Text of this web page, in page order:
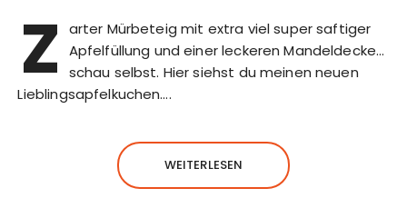
Z
arter Mürbeteig mit extra viel super saftiger
Apfelfüllung und einer leckeren Mandeldecke…
schau selbst. Hier siehst du meinen neuen
Lieblingsapfelkuchen….
WEITERLESEN